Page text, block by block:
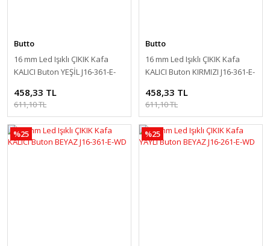
Butto
16 mm Led Işıklı ÇIKIK Kafa
KALICI Buton YEŞİL J16-361-E-
458,33 TL
611,10 TL
Butto
16 mm Led Işıklı ÇIKIK Kafa
KALICI Buton KIRMIZI J16-361-E-
458,33 TL
611,10 TL
%25 %25